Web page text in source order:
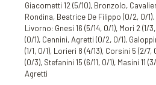
Giacometti 12 (5/10), Bronzolo,
Rondina, Beatrice De Filippo (0/2, 0/
Livorno: Gnesi 16 (5/14, 0/1), Mori 2 (1/
(0/1), Cennini, Agretti (0/2, 0/1),
(1/1, 0/1), Lorieri 8 (4/13), Corsini 5 (2/
(0/3), Stefanini 15 (6/11, 0/1), Masini 11
Agretti